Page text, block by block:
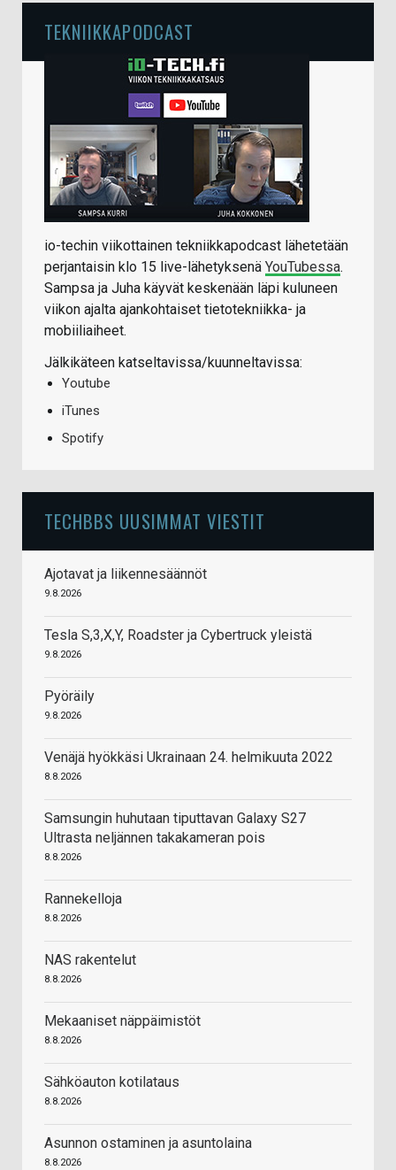
TEKNIIKKAPODCAST
io-techin viikottainen tekniikkapodcast lähetetään
perjantaisin klo 15 live-lähetyksenä YouTubessa.
Sampsa ja Juha käyvät keskenään läpi kuluneen
viikon ajalta ajankohtaiset tietotekniikka- ja
mobiiliaiheet.
Jälkikäteen katseltavissa/kuunneltavissa:
Youtube
iTunes
Spotify
TECHBBS UUSIMMAT VIESTIT
Ajotavat ja liikennesäännöt
9.8.2026
Tesla S,3,X,Y, Roadster ja Cybertruck yleistä
9.8.2026
Pyöräily
9.8.2026
Venäjä hyökkäsi Ukrainaan 24. helmikuuta 2022
8.8.2026
Samsungin huhutaan tiputtavan Galaxy S27
Ultrasta neljännen takakameran pois
8.8.2026
Rannekelloja
8.8.2026
NAS rakentelut
8.8.2026
Mekaaniset näppäimistöt
8.8.2026
Sähköauton kotilataus
8.8.2026
Asunnon ostaminen ja asuntolaina
8.8.2026